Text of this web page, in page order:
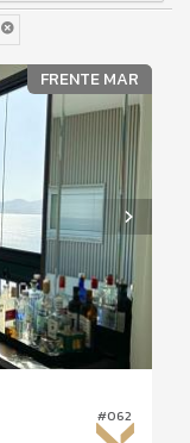
FRENTE MAR
#062